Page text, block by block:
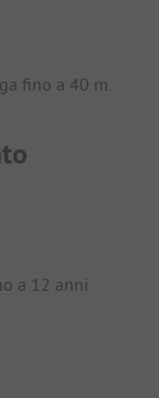
fino a 40 m.
a 12 anni